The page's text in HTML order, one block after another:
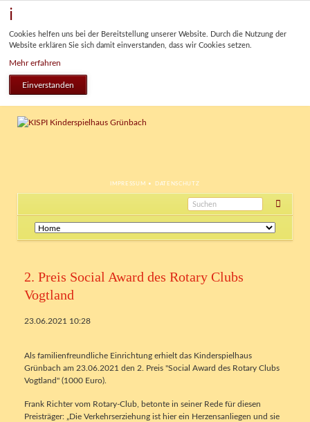
Cookies helfen uns bei der Bereitstellung unserer Website. Durch die Nutzung der
Website erklären Sie sich damit einverstanden, dass wir Cookies setzen.
Mehr erfahren
Einverstanden
NAVIGATION
IMPRESSUM DATENSCHUTZ
Navigation
überspringen
2. Preis Social Award des Rotary Clubs
Vogtland
23.06.2021 10:28
Als familienfreundliche Einrichtung erhielt das Kinderspielhaus
Grünbach am 23.06.2021 den 2. Preis "Social Award des Rotary Clubs
Vogtland" (1000 Euro).
Frank Richter vom Rotary-Club, betonte in seiner Rede für diesen
Preisträger: „Die Verkehrserziehung ist hier ein Herzensanliegen und sie